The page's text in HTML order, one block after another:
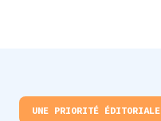
UNE PRIORITÉ ÉDITORIALE